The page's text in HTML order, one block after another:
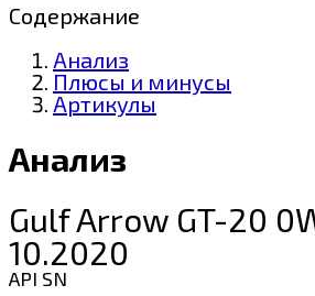
Содержание
Анализ
Плюсы и минусы
Артикулы
Анализ
Gulf Arrow GT-20
10.2020
API SN